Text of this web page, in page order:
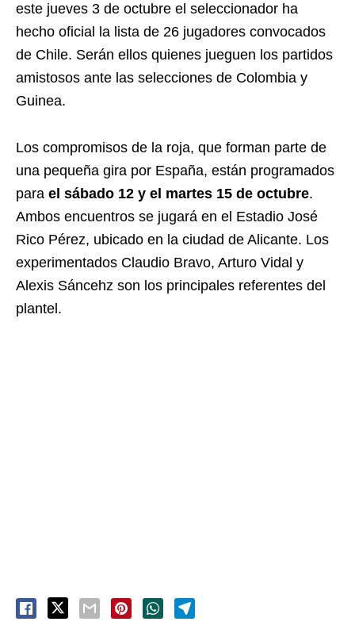
este jueves 3 de octubre el seleccionador ha
hecho oficial la lista de 26 jugadores convocados
de Chile. Serán ellos quienes jueguen los partidos
amistosos ante las selecciones de Colombia y
Guinea.
Los compromisos de la roja, que forman parte de
una pequeña gira por España, están programados
para el sábado 12 y el martes 15 de octubre.
Ambos encuentros se jugará en el Estadio José
Rico Pérez, ubicado en la ciudad de Alicante. Los
experimentados Claudio Bravo, Arturo Vidal y
Alexis Sáncehz son los principales referentes del
plantel.